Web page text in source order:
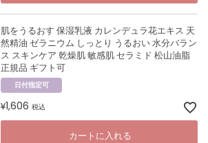
肌をうるおす 保湿乳液 カレンデュラ花エキス 天
然精油 ゼラニウム しっとり うるおい 水分バラン
ス スキンケア 乾燥肌 敏感肌 セラミド 松山油脂
正規品 ギフト可
日付指定可
¥1,606 税込
カートに入れる